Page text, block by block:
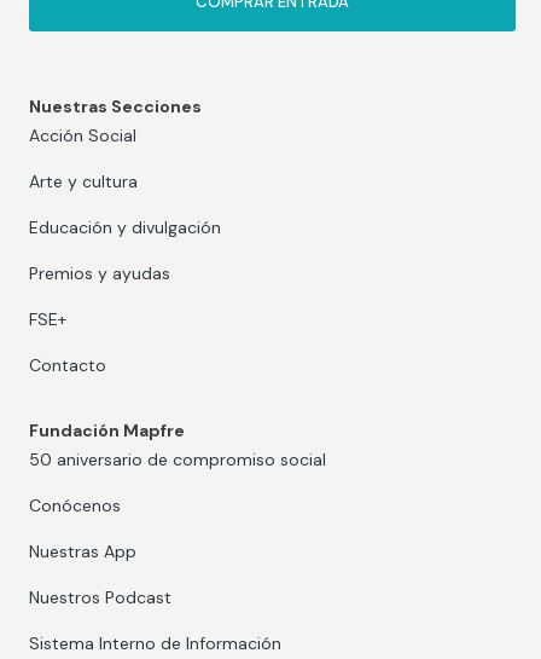
Nuestras Secciones
Acción Social
Arte y cultura
Educación y divulgación
Premios y ayudas
FSE+
Contacto
Fundación Mapfre
50 aniversario de compromiso social
Conócenos
Nuestras App
Nuestros Podcast
Sistema Interno de Información